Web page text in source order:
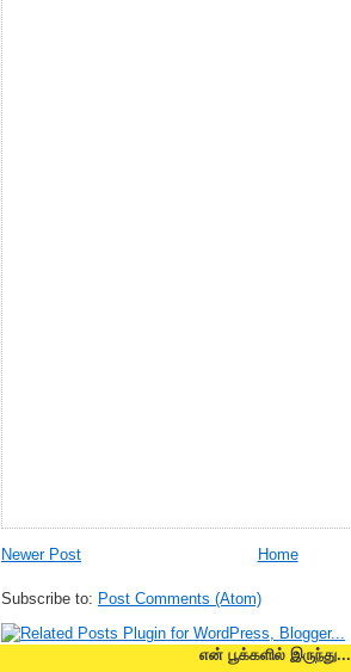
Newer Post Home
Subscribe to: Post Comments (Atom)
என் பூக்களில் இருந்து...